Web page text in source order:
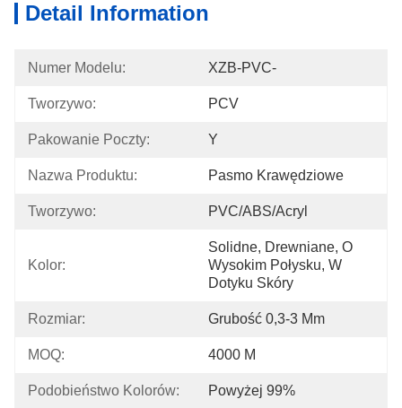
Detail Information
Numer Modelu: XZB-PVC-
Tworzywo: PCV
Pakowanie Poczty: Y
Nazwa Produktu: Pasmo Krawędziowe
Tworzywo: PVC/ABS/Acryl
Kolor:
Solidne, Drewniane, O
Wysokim Połysku, W
Dotyku Skóry
Rozmiar: Grubość 0,3-3 Mm
MOQ: 4000 M
Podobieństwo Kolorów: Powyżej 99%